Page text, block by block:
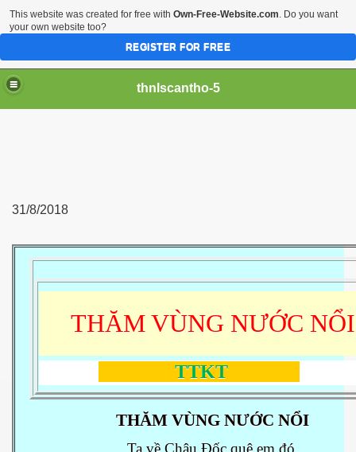
thnlscantho-5
31/8/2018
THĂM VÙNG NƯỚC NỔI
TTKT
THĂM VÙNG NƯỚC NỔI
Ta về Châu Đốc quê em đó
This website was created for free with Own-Free-Website.com. Do you want
your own website too?
REGISTER FOR FREE